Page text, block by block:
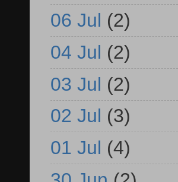
06 Jul (2)
04 Jul (2)
03 Jul (2)
02 Jul (3)
01 Jul (4)